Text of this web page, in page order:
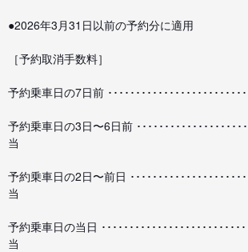
●2026年3月31日以前の予約分に適用
［予約取消手数料］
予約乗車日の7日前 ･･･････････････････････
予約乗車日の3日〜6日前 ･･････････････････
当
予約乗車日の2日〜前日 ･･･････････････････
当
予約乗車日の当日 ････････････････････････
当